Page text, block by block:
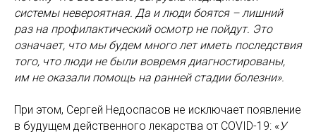
системы невероятная. Да и люди боятся – лишний
раз на профилактический осмотр не пойдут. Это
означает, что мы будем много лет иметь последствия
того, что люди не были вовремя диагностированы,
им не оказали помощь на ранней стадии болезни».
При этом, Сергей Недоспасов не исключает появление
в будущем действенного лекарства от COVID-19: «У